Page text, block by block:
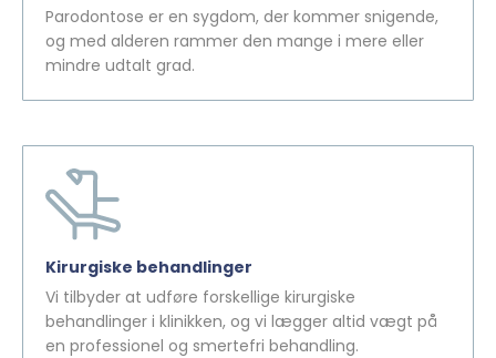
Parodontose er en sygdom, der kommer snigende,
og med alderen rammer den mange i mere eller
mindre udtalt grad.
Kirurgiske behandlinger
Vi tilbyder at udføre forskellige kirurgiske
behandlinger i klinikken, og vi lægger altid vægt på
en professionel og smertefri behandling.